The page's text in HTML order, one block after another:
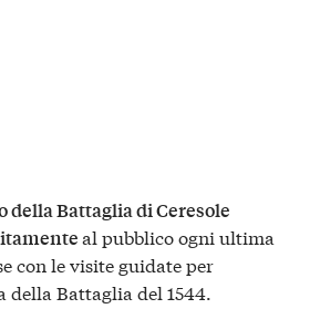
della Battaglia di Ceresole
al pubblico ogni ultima
con le visite guidate per
della Battaglia del 1544.